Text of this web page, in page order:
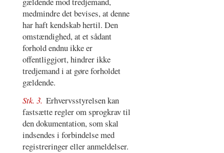
medmindre det bevises, at denne
har haft kendskab hertil. Den
omstændighed, at et sådant
forhold endnu ikke er
offentliggjort, hindrer ikke
tredjemand i at gøre forholdet
gældende.
Stk. 3. Erhvervsstyrelsen kan
fastsætte regler om sprogkrav til
den dokumentation, som skal
indsendes i forbindelse med
registreringer eller anmeldelser.